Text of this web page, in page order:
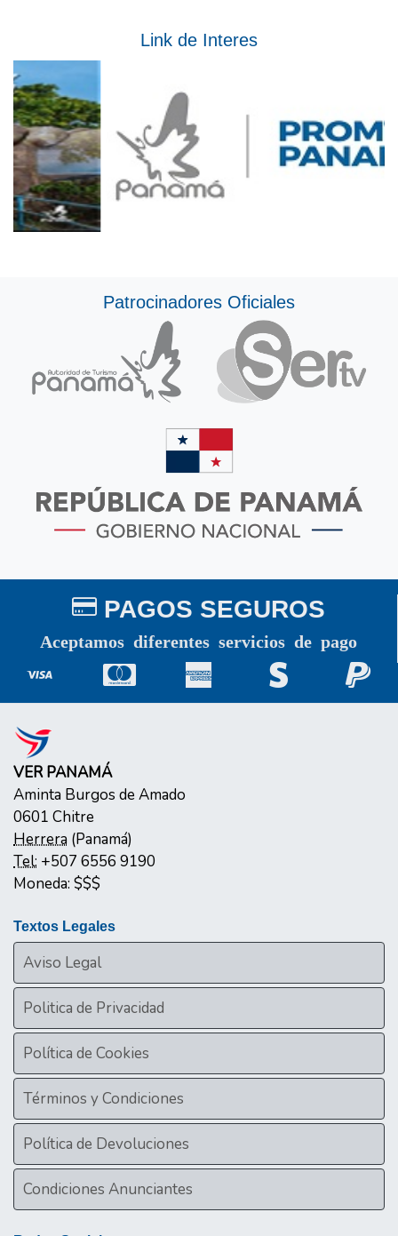
Link de Interes
Patrocinadores Oficiales
PAGOS SEGUROS
Aceptamos diferentes servicios de pago
VER PANAMÁ
Aminta Burgos de Amado
0601 Chitre
Herrera (Panamá)
Tel: +507 6556 9190
Moneda: $$$
Textos Legales
Aviso Legal
Politica de Privacidad
Política de Cookies
Términos y Condiciones
Política de Devoluciones
Condiciones Anunciantes